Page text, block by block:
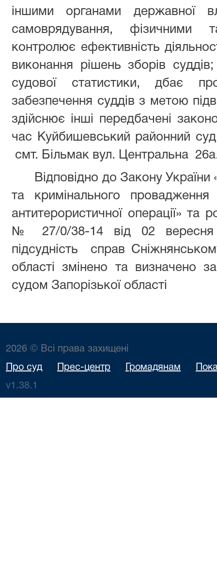
іншими органами державної
самоврядування, фізичними
контролює ефективність
виконання рішень зборів
судової статистики, дбає про
забезпечення суддів з метою
здійснює інші передбачені
час Куйбишевський районний
смт. Більмак вул. Центральна
Відповідно до Закону
та кримінального
антитерористичної операції»
№ 27/0/38-14 від 02 вересня
підсудність справ
області змінено та визначено
судом Запорізької області
2026 © Всі права захищені
Про суд Прес-центр Громадянам
v1.38.1